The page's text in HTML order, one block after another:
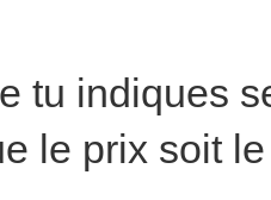
tu indiques
le prix soit